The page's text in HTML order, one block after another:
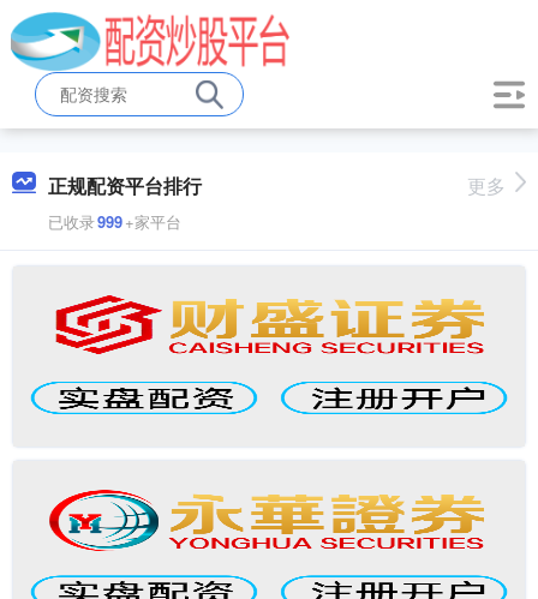
正规配资平台排行
已收录999+家平台
更多